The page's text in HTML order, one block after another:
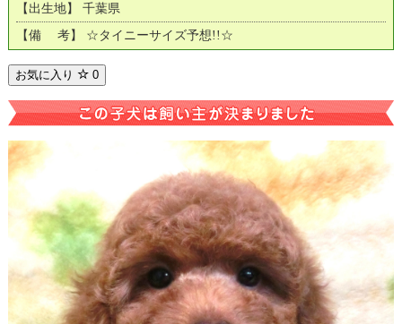
【出生地】 千葉県
【備 考】 ☆タイニーサイズ予想!!☆
お気に入り 0